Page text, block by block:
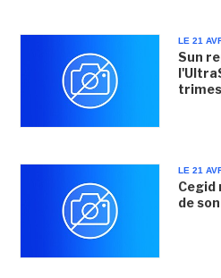
LE 21
Sun
LE 21
Cegid
de